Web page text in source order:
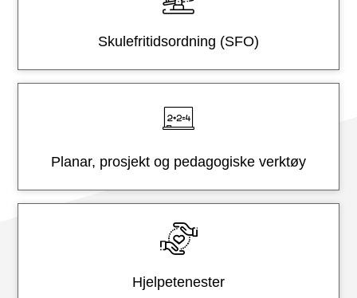
Skulefritidsordning (SFO)
Planar, prosjekt og pedagogiske verktøy
Hjelpetenester